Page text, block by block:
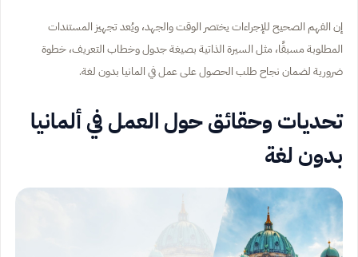
إن الفهم الصحيح للإجراءات يختصر الوقت والجهد، ويُعد تجهيز المستندات
المطلوبة مسبقًا، مثل السيرة الذاتية بصيغة جدول وخطاب التعريف، خطوة
ضرورية لضمان نجاح طلب الحصول على عمل في المانيا بدون لغة.
تحديات وحقائق حول العمل في ألمانيا
بدون لغة